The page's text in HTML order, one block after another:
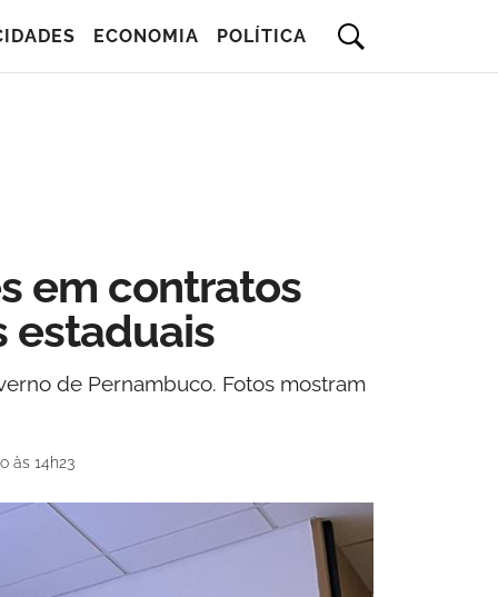
ECONOMIA POLÍTICA
em contratos
estaduais
de Pernambuco. Fotos mostram
às 14h23